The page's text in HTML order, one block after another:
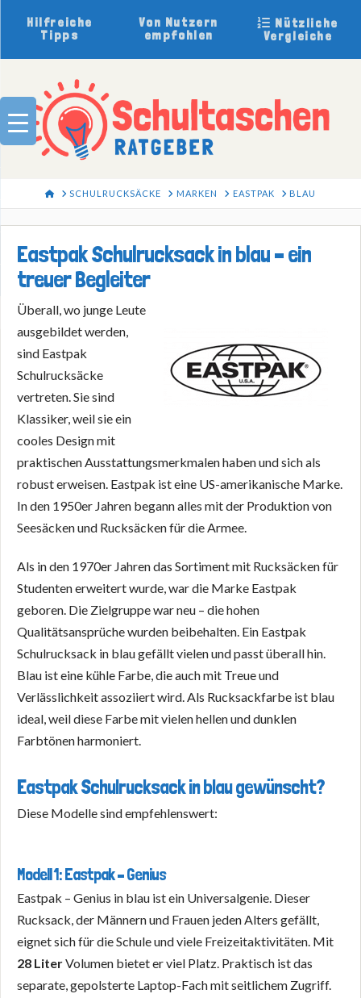
Hilfreiche
Tipps
Von Nutzern
empfohlen
Nützliche
Vergleiche
HOMESCHULRUCKSÄCKE MARKEN EASTPAK BLAU
Eastpak Schulrucksack in blau – ein
treuer Begleiter
Überall, wo junge Leute
ausgebildet werden,
sind Eastpak
Schulrucksäcke
vertreten. Sie sind
Klassiker, weil sie ein
cooles Design mit
praktischen Ausstattungsmerkmalen haben und sich als
robust erweisen. Eastpak ist eine US-amerikanische Marke.
In den 1950er Jahren begann alles mit der Produktion von
Seesäcken und Rucksäcken für die Armee.
Als in den 1970er Jahren das Sortiment mit Rucksäcken für
Studenten erweitert wurde, war die Marke Eastpak
geboren. Die Zielgruppe war neu – die hohen
Qualitätsansprüche wurden beibehalten. Ein Eastpak
Schulrucksack in blau gefällt vielen und passt überall hin.
Blau ist eine kühle Farbe, die auch mit Treue und
Verlässlichkeit assoziiert wird. Als Rucksackfarbe ist blau
ideal, weil diese Farbe mit vielen hellen und dunklen
Farbtönen harmoniert.
Eastpak Schulrucksack in blau gewünscht?
Diese Modelle sind empfehlenswert:
Modell 1: Eastpak – Genius
Eastpak – Genius in blau ist ein Universalgenie. Dieser
Rucksack, der Männern und Frauen jeden Alters gefällt,
eignet sich für die Schule und viele Freizeitaktivitäten. Mit
28 LiterVolumen bietet er viel Platz. Praktisch ist das
separate, gepolsterte Laptop-Fach mit seitlichem Zugriff.